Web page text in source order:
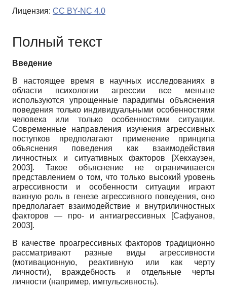
Лицензия: CC BY-NC 4.0
Полный текст
Введение
В настоящее время в научных исследованиях в
области психологии агрессии все меньше
используются упрощенные парадигмы объяснения
поведения только индивидуальными особенностями
человека или только особенностями ситуации.
Современные направления изучения агрессивных
поступков предполагают применение принципа
объяснения поведения как взаимодействия
личностных и ситуативных факторов
[Хекхаузен,
2003]. Такое объяснение не ограничивается
представлением о том, что только высокий уровень
агрессивности и особенности ситуации играют
важную роль в генезе агрессивного поведения, оно
предполагает взаимодействие и внутриличностных
факторов — про- и антиагрессивных
[Сафуанов,
2003].
В качестве проагрессивных факторов традиционно
рассматривают разные виды агрессивности
(мотивационную, реактивную или как черту
личности), враждебность и отдельные черты
личности (например, импульсивность).